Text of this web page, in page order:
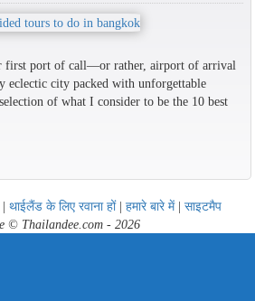
first port of call—or rather, airport of arrival
city packed with unforgettable
of what I consider to be the 10 best
थाईलैंड के लिए रवाना हों| हमारे बारे में| साइटमैप
© Thailandee.com - 2026